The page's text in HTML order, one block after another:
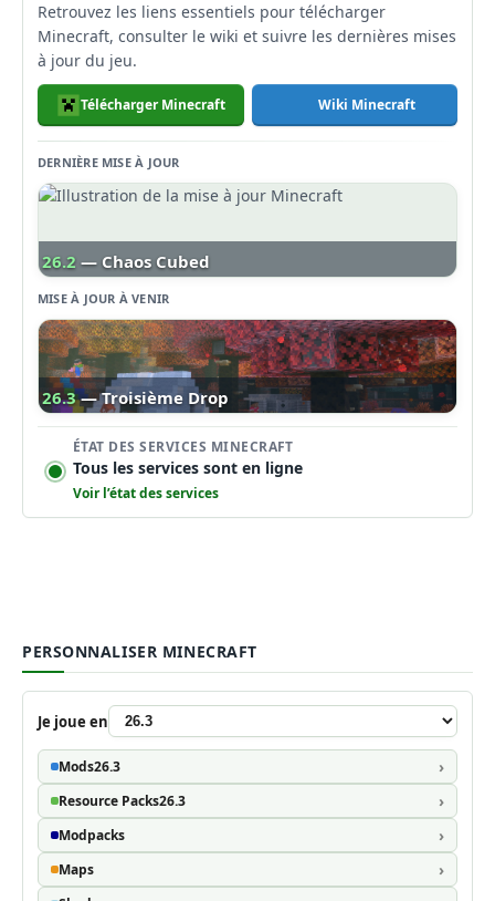
Retrouvez les liens essentiels pour télécharger
Minecraft, consulter le wiki et suivre les dernières mises
à jour du jeu.
Télécharger Minecraft Wiki Minecraft
DERNIÈRE MISE À JOUR
26.2 — Chaos Cubed
MISE À JOUR À VENIR
26.3 — Troisième Drop
ÉTAT DES SERVICES MINECRAFT
Tous les services sont en ligne
Voir l’état des services
PERSONNALISER MINECRAFT
Je joue en
Mods26.3
Resource Packs26.3
Modpacks
Maps